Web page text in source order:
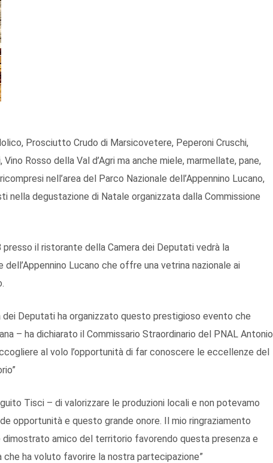
Prosciutto Crudo di Marsicovetere, Peperoni Cruschi,
Rosso della Val d’Agri ma anche miele, marmellate, pane,
nell’area del Parco Nazionale dell’Appennino Lucano,
nella degustazione di Natale organizzata dalla Commissione
il ristorante della Camera dei Deputati vedrà la
Lucano che offre una vetrina nazionale ai
dei Deputati ha organizzato questo prestigioso evento che
– ha dichiarato il Commissario Straordinario del PNAL Antonio
al volo l’opportunità di far conoscere le eccellenze del
Tisci – di valorizzare le produzioni locali e non potevamo
opportunità e questo grande onore. Il mio ringraziamento
dimostrato amico del territorio favorendo questa presenza e
ha voluto favorire la nostra partecipazione”